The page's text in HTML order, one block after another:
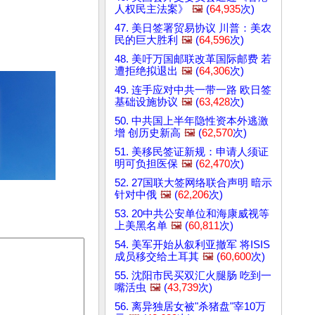
人权民主法案》
🖼️ (64,935次)
47. 美日签署贸易协议 川普：美农
民的巨大胜利 🖼️ (64,596次)
48. 美吁万国邮联改革国际邮费 若
遭拒绝拟退出 🖼️ (64,306次)
49. 连手应对中共一带一路 欧日签
基础设施协议 🖼️ (63,428次)
50. 中共国上半年隐性资本外逃激
增 创历史新高 🖼️ (62,570次)
51. 美移民签证新规：申请人须证
明可负担医保 🖼️ (62,470次)
52. 27国联大签网络联合声明 暗示
针对中俄 🖼️ (62,206次)
53. 20中共公安单位和海康威视等
上美黑名单 🖼️ (60,811次)
54. 美军开始从叙利亚撤军 将ISIS
成员移交给土耳其 🖼️ (60,600次)
55. 沈阳市民买双汇火腿肠 吃到一
嘴活虫 🖼️ (43,739次)
56. 离异独居女被"杀猪盘"宰10万